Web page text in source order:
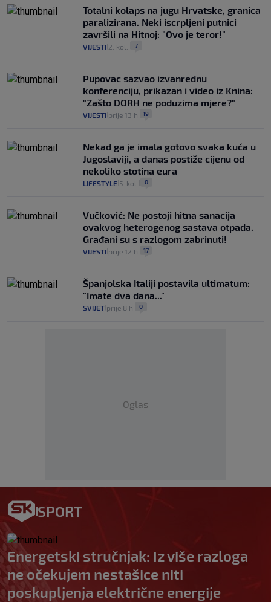
Totalni kolaps na jugu Hrvatske, granica
paralizirana. Neki iscrpljeni putnici
završili na Hitnoj: "Ovo je teror!"
VIJESTI 2. kol. 7
Pupovac sazvao izvanrednu
konferenciju, prikazan i video iz Knina:
"Zašto DORH ne poduzima mjere?"
VIJESTI prije 13 h 19
Nekad ga je imala gotovo svaka kuća u
Jugoslaviji, a danas postiže cijenu od
nekoliko stotina eura
LIFESTYLE 5. kol. 0
Vučković: Ne postoji hitna sanacija
ovakvog heterogenog sastava otpada.
Građani su s razlogom zabrinuti!
VIJESTI prije 12 h 17
Španjolska Italiji postavila ultimatum:
"Imate dva dana..."
SVIJET prije 8 h 0
Oglas
SPORT
Energetski stručnjak: Iz više razloga
ne očekujem nestašice niti
poskupljenja električne energije